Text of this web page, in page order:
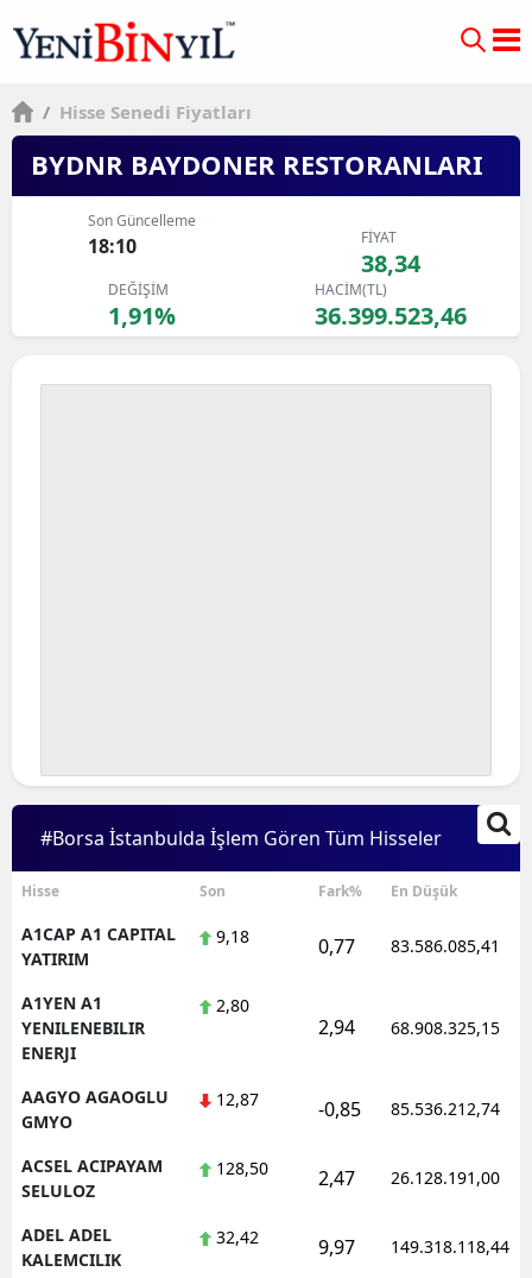
/ Hisse Senedi Fiyatları
BYDNR BAYDONER RESTORANLARI
Son Güncelleme
18:10 FİYAT
38,34
DEĞİŞİM
1,91%
HACİM(TL)
36.399.523,46
#Borsa İstanbulda İşlem Gören Tüm Hisseler
Hisse Son Fark% En Düşük
A1CAP A1 CAPITAL
YATIRIM
9,18 0,77 83.586.085,41
A1YEN A1
YENILENEBILIR
ENERJI
2,80
2,94 68.908.325,15
AAGYO AGAOGLU
GMYO
12,87 -0,85 85.536.212,74
ACSEL ACIPAYAM
SELULOZ
128,50 2,47 26.128.191,00
ADEL ADEL
KALEMCILIK
32,42 9,97 149.318.118,44